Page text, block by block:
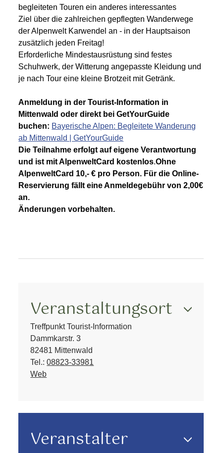
begleiteten Touren ein anderes interessantes
Ziel über die zahlreichen gepflegten Wanderwege
der Alpenwelt Karwendel an - in der Hauptsaison
zusätzlich jeden Freitag!
Erforderliche Mindestausrüstung sind festes
Schuhwerk, der Witterung angepasste Kleidung und
je nach Tour eine kleine Brotzeit mit Getränk.
Anmeldung in der Tourist-Information in
Mittenwald oder direkt bei GetYourGuide
buchen: Bayerische Alpen: Begleitete Wanderung
ab Mittenwald | GetYourGuide
Die Teilnahme erfolgt auf eigene Verantwortung
und ist mit AlpenweltCard kostenlos.Ohne
AlpenweltCard 10,- € pro Person. Für die Online-
Reservierung fällt eine Anmeldegebühr von 2,00€
an.
Änderungen vorbehalten.
Veranstaltungsort
Treffpunkt Tourist-Information
Dammkarstr. 3
82481 Mittenwald
Tel.:08823-33981
Web
Veranstalter